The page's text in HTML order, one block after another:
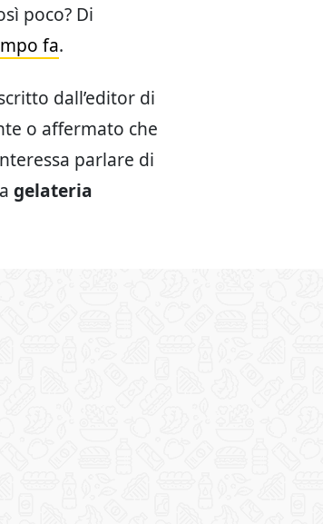
poco? Di
fa.
dall’editor di
o affermato che
parlare di
gelateria